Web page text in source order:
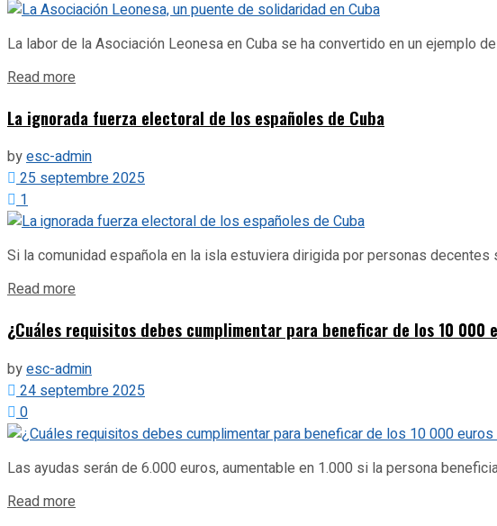
La labor de la Asociación Leonesa en Cuba se ha convertido en un ejemplo
Read more
La ignorada fuerza electoral de los españoles de Cuba
byesc-admin
25 septembre 2025
1
Si la comunidad española en la isla estuviera dirigida por personas
Read more
¿Cuáles requisitos debes cumplimentar para beneficar de los 10 000
byesc-admin
24 septembre 2025
0
Las ayudas serán de 6.000 euros, aumentable en 1.000 si la persona
Read more